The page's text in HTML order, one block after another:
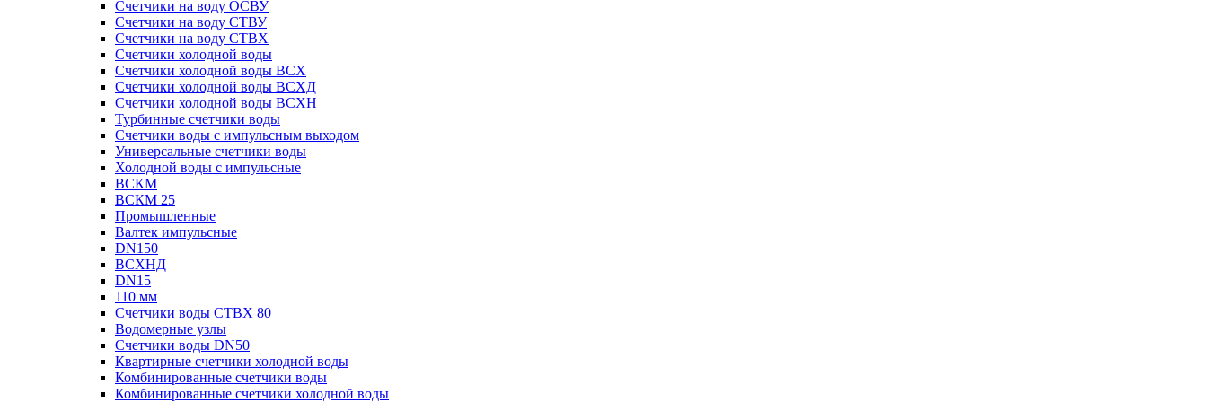
Счетчики на воду ОСВУ
Счетчики на воду СТВУ
Счетчики на воду СТВХ
Счетчики холодной воды
Счетчики холодной воды ВСХ
Счетчики холодной воды ВСХД
Счетчики холодной воды ВСХН
Турбинные счетчики воды
Счетчики воды с импульсным выходом
Универсальные счетчики воды
Холодной воды с импульсные
ВСКМ
ВСКМ 25
Промышленные
Валтек импульсные
DN150
ВСХНД
DN15
110 мм
Счетчики воды СТВХ 80
Водомерные узлы
Счетчики воды DN50
Квартирные счетчики холодной воды
Комбинированные счетчики воды
Комбинированные счетчики холодной воды